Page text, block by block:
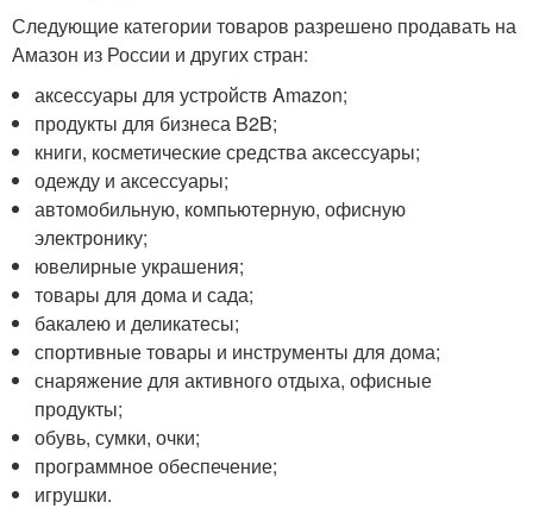
Следующие категории товаров разрешено продавать на
Амазон из России и других стран:
аксессуары для устройств Amazon;
продукты для бизнеса B2B;
книги, косметические средства аксессуары;
одежду и аксессуары;
автомобильную, компьютерную, офисную
электронику;
ювелирные украшения;
товары для дома и сада;
бакалею и деликатесы;
спортивные товары и инструменты для дома;
снаряжение для активного отдыха, офисные
продукты;
обувь, сумки, очки;
программное обеспечение;
игрушки.